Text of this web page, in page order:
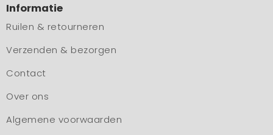
Informatie
Ruilen & retourneren
Verzenden & bezorgen
Contact
Over ons
Algemene voorwaarden